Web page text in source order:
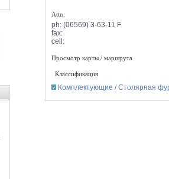
Attn:
ph: (06569) 3-63-11 F
fax:
cell:
Просмотр карты / маршрута
Классификация
Комплектующие / Столярная